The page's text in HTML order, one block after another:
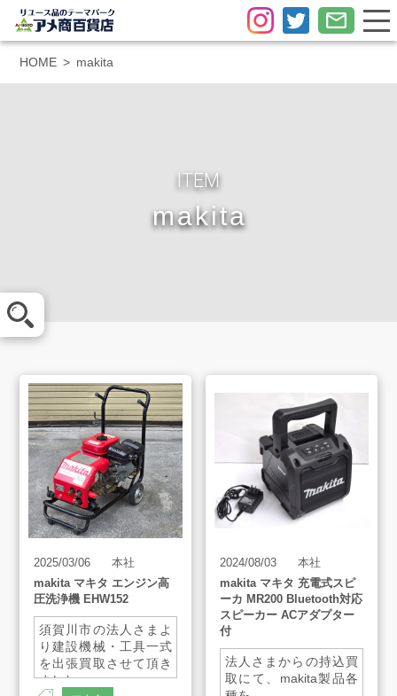
買取方法
買取アイテム
お客様の声
よくあるご質問
スタッフインタビュー
HOME makita
ITEM
makita
2025/03/06
本社
makita マキタ エンジン高
圧洗浄機 EHW152
須賀川市の法人さまよ
り建設機械・工具一式
を出張買取させて頂き
ました。
2024/08/03
本社
makita マキタ 充電式スピ
ーカ MR200 Bluetooth対応
スピーカー ACアダプター
付
法人さまからの持込買
取にて、makita製品各